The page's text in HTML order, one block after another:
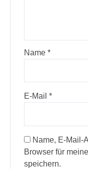
Name *
E-Mail *
Name, E-Mail-
Browser für
speichern.